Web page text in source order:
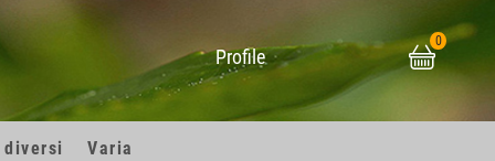
Profile
0
diversi Varia